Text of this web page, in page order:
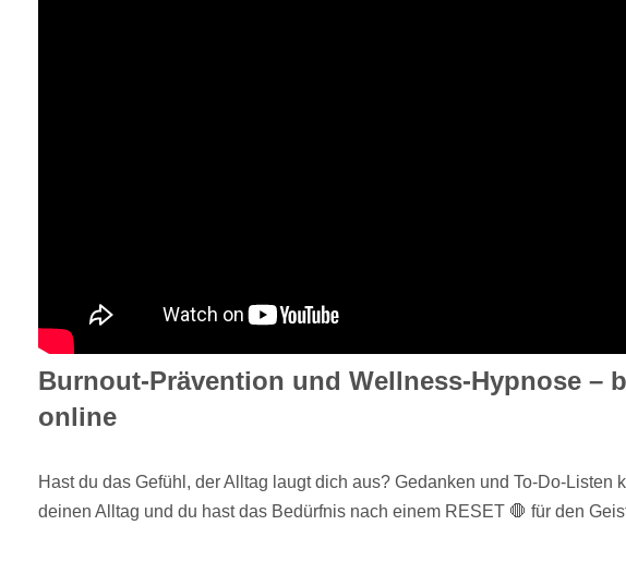
Burnout-Prävention und Wellness-Hypnose –
online
Hast du das Gefühl, der Alltag laugt dich aus? Gedanken und To-Do-Listen
deinen Alltag und du hast das Bedürfnis nach einem RESET 🛑 für den